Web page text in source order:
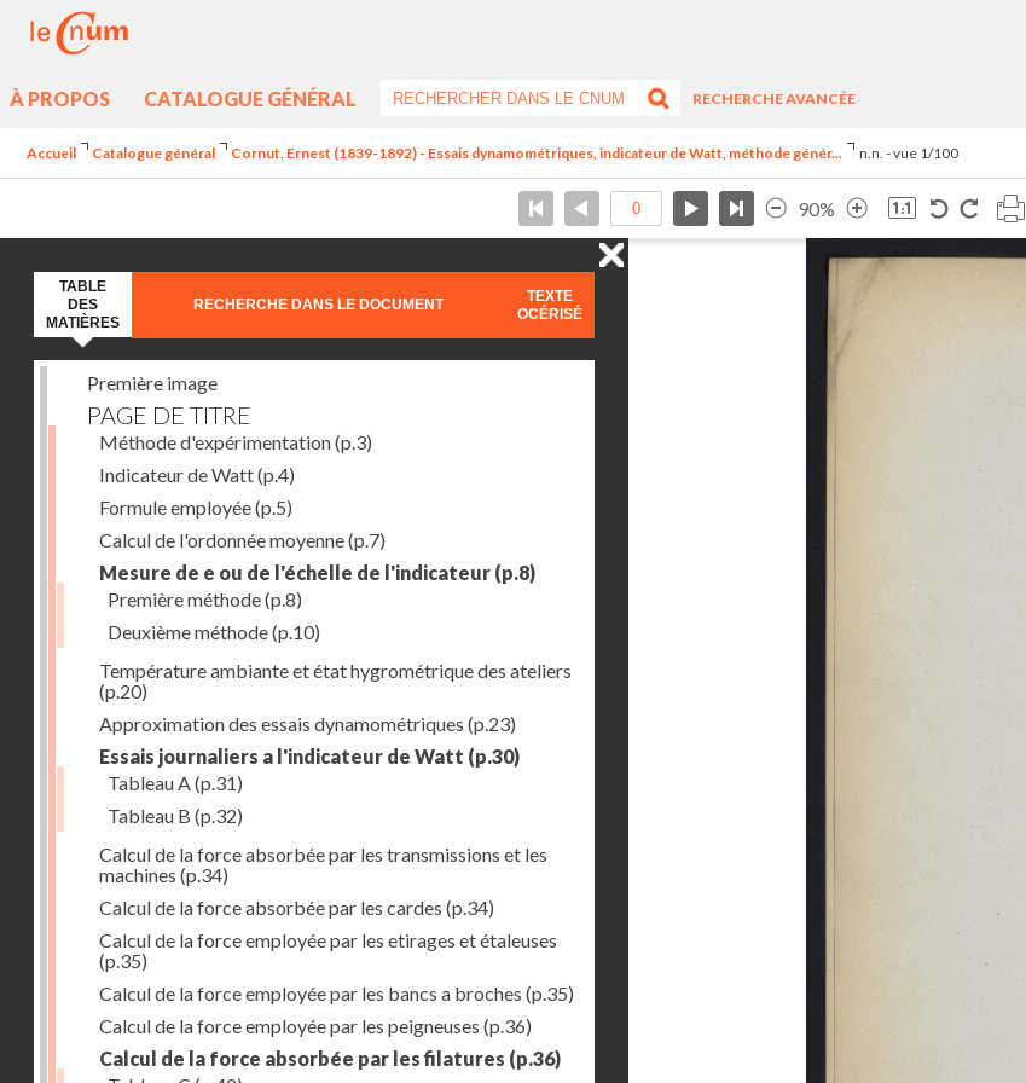
À PROPOS CATALOGUE GÉNÉRAL
RECHERCHE AVANCÉE
Accueil Catalogue général Cornut, Ernest (1839-1892) - Essais dynamométriques, indicateur de Watt, méthode génér... n.n. - vue 1/100
90%
TABLE
DES
MATIÈRES
RECHERCHE DANS LE DOCUMENT
TEXTE
OCÉRISÉ
Première image
PAGE DE TITRE
Méthode d'expérimentation(p.3)
Indicateur de Watt(p.4)
Formule employée(p.5)
Calcul de l'ordonnée moyenne(p.7)
Mesure de e ou de l'échelle de l'indicateur (p.8)
Première méthode(p.8)
Deuxième méthode(p.10)
Température ambiante et état hygrométrique des ateliers
(p.20)
Approximation des essais dynamométriques (p.23)
Essais journaliers a l'indicateur de Watt (p.30)
Tableau A(p.31)
Tableau B (p.32)
Calcul de la force absorbée par les transmissions et les
machines (p.34)
Calcul de la force absorbée par les cardes (p.34)
Calcul de la force employée par les etirages et étaleuses
(p.35)
Calcul de la force employée par les bancs a broches (p.35)
Calcul de la force employée par les peigneuses (p.36)
Calcul de la force absorbée par les filatures (p.36)